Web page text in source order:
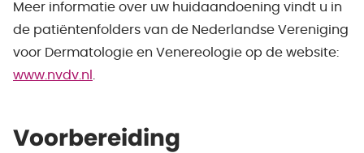
Meer informatie over uw huidaandoening vindt u in
de patiëntenfolders van de Nederlandse Vereniging
voor Dermatologie en Venereologie op de website:
www.nvdv.nl
Voorbereiding